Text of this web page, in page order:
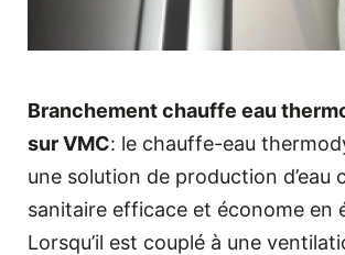
Branchement chauffe eau
sur VMC: le chauffe-eau
une solution de production d’eau
sanitaire efficace et économe en
Lorsqu’il est couplé à une